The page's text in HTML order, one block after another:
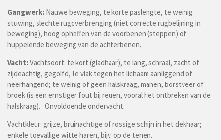
Gangwerk: Nauwe beweging, te korte paslengte, te weinig
stuwing, slechte rugoverbrenging (niet correcte rugbelijning in
beweging), hoog opheffen van de voorbenen (steppen) of
huppelende beweging van de achterbenen.
Vacht:Vachtsoort: te kort (gladhaar), te lang, schraal, zacht of
zijdeachtig, gegolfd, te vlak tegen het lichaam aanliggend of
neerhangend; te weinig of geen halskraag, manen, borstveer of
broek (is een ernstiger fout bij reuen, vooral het ontbreken van de
halskraag). Onvoldoende ondervacht.
Vachtkleur: grijze, bruinachtige of rossige schijn in het dekhaar;
enkele toevallige witte haren, bijv. op de tenen.